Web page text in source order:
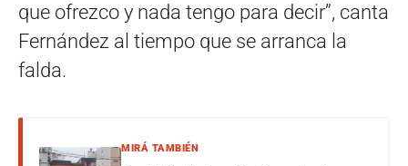
que ofrezco y nada tengo para decir”, canta
Fernández al tiempo que se arranca la
falda.
MIRÁ TAMBIÉN